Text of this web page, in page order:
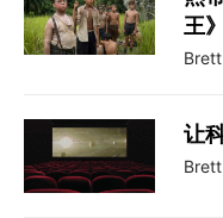
王
让